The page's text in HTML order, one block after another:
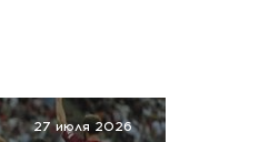
27 июля 2026